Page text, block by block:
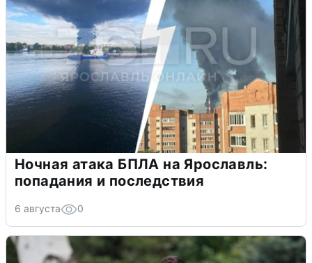
Ночная атака БПЛА на Ярославль:
попадания и последствия
6 августа 0